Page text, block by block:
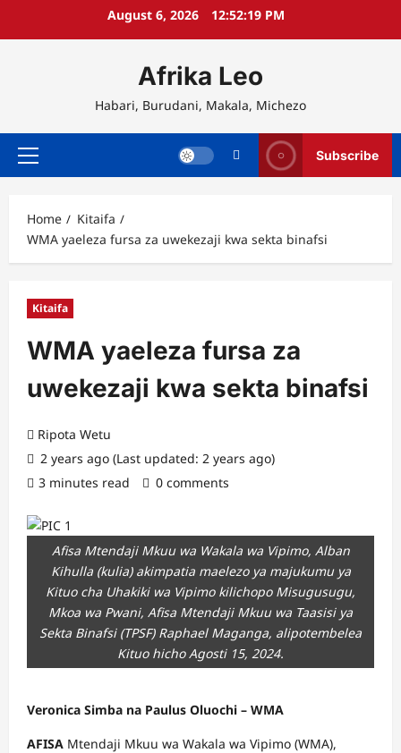
August 6, 2026 12:52:20 PM
Afrika Leo
Habari, Burudani, Makala, Michezo
Primary
Subscribe
Home
Kitaifa
WMA yaeleza fursa za uwekezaji kwa sekta binafsi
Kitaifa
WMA yaeleza fursa za
uwekezaji kwa sekta binafsi
Ripota Wetu
2 years ago (Last updated: 2 years ago)
3 minutes read
0 comments
Afisa Mtendaji Mkuu wa Wakala wa Vipimo, Alban
Kihulla (kulia) akimpatia maelezo ya majukumu ya
Kituo cha Uhakiki wa Vipimo kilichopo Misugusugu,
Mkoa wa Pwani, Afisa Mtendaji Mkuu wa Taasisi ya
Sekta Binafsi (TPSF) Raphael Maganga, alipotembelea
Kituo hicho Agosti 15, 2024.
Veronica Simba na Paulus Oluochi – WMA
AFISA Mtendaji Mkuu wa Wakala wa Vipimo (WMA),